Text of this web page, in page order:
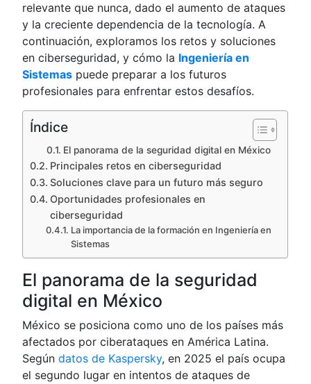
relevante que nunca, dado el aumento de ataques
y la creciente dependencia de la tecnología. A
continuación, exploramos los retos y soluciones
en ciberseguridad, y cómo la Ingeniería en
Sistemas puede preparar a los futuros
profesionales para enfrentar estos desafíos.
Índice
El panorama de la seguridad digital en México
Principales retos en ciberseguridad
Soluciones clave para un futuro más seguro
Oportunidades profesionales en
ciberseguridad
La importancia de la formación en Ingeniería en
Sistemas
El panorama de la seguridad
digital en México
México se posiciona como uno de los países más
afectados por ciberataques en América Latina.
Segúndatos de Kaspersky, en 2025 el país ocupa
el segundo lugar en intentos de ataques de